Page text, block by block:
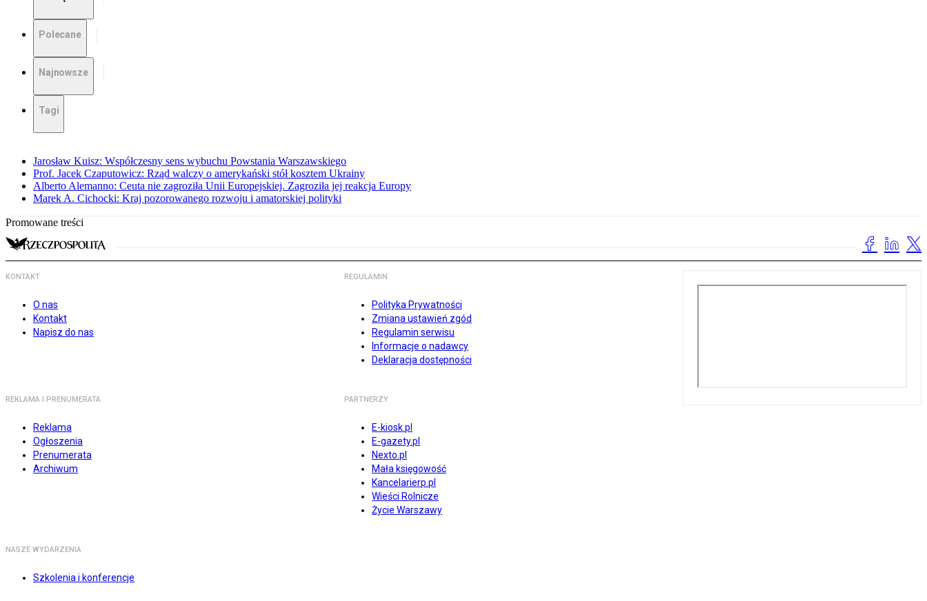
Polecane
Najnowsze
Tagi
Jarosław Kuisz: Współczesny sens wybuchu Powstania Warszawskiego
Prof. Jacek Czaputowicz: Rząd walczy o amerykański stół kosztem Ukrainy
Alberto Alemanno: Ceuta nie zagroziła Unii Europejskiej. Zagroziła jej reakcja Europy
Marek A. Cichocki: Kraj pozorowanego rozwoju i amatorskiej polityki
Promowane treści
KONTAKT
O nas
Kontakt
Napisz do nas
REGULAMIN
Polityka Prywatności
Zmiana ustawień zgód
Regulamin serwisu
Informacje o nadawcy
Deklaracja dostępności
REKLAMA I PRENUMERATA
Reklama
Ogłoszenia
Prenumerata
Archiwum
PARTNERZY
E-kiosk.pl
E-gazety.pl
Nexto.pl
Mała księgowość
Kancelarierp.pl
Wieści Rolnicze
Życie Warszawy
NASZE WYDARZENIA
Szkolenia i konferencje